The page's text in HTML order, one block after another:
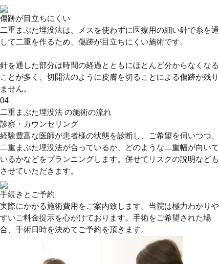
傷跡が目立ちにくい
二重まぶた埋没法は、メスを使わずに医療用の細い針で糸を通
して二重を作るため、傷跡が目立ちにくい施術です。
針を通した部分は時間の経過とともにほとんど分からなくなる
ことが多く、切開法のように皮膚を切ることによる傷跡が残り
ません。
04
二重まぶた埋没法 の施術の流れ
診察・カウンセリング
経験豊富な医師が患者様の状態を診断し、ご希望を伺いつつ、
二重まぶた埋没法が合っているか、どのような二重幅が向いて
いるかなどをプランニングします。併せてリスクの説明なども
させていただきます。
手続きとご予約
実際にかかる施術費用をご案内致します。当院は極力わかりや
すいご料金提示を心がけております。手術をご希望された場
合、手術日時を決めてご予約を頂きます。